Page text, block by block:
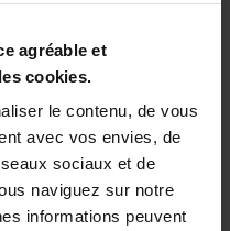
agréable et
cookies.
le contenu, de vous
avec vos envies, de
sociaux et de
naviguez sur notre
informations peuvent
d'œil
en bâtonnets,